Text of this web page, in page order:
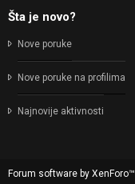
Šta je novo?
Nove poruke
Nove poruke na profilima
Najnovije aktivnosti
Forum software by XenForo™